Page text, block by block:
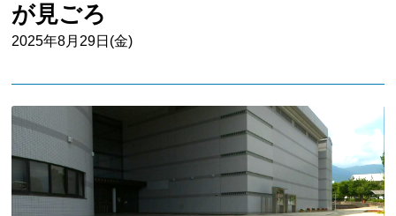
が見ごろ
2025年8月29日(金)